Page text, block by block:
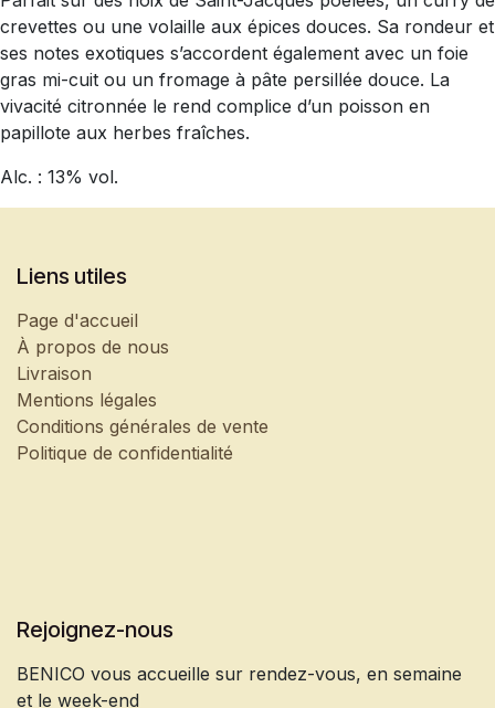
crevettes ou une volaille aux épices douces. Sa rondeur et
ses notes exotiques s’accordent également avec un foie
gras mi-cuit ou un fromage à pâte persillée douce. La
vivacité citronnée le rend complice d’un poisson en
papillote aux herbes fraîches.
Alc. : 13% vol.
Liens utiles
Page d'accueil
À propos de nous
Livraison
Mentions légales
Conditions générales de vente
Politique de confidentialité
Rejoignez-nous
BENICO vous accueille sur rendez-vous, en semaine
et le week-end